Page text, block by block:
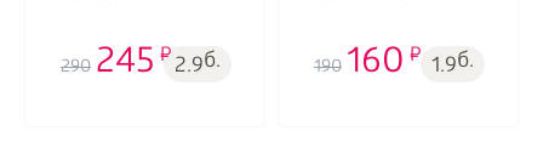
290 245 2.9б. 190 160 1.9б.